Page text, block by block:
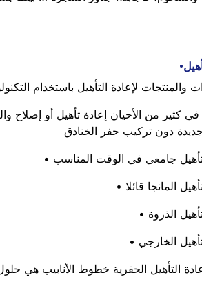
والمنتجات لإعادة التأهيل باستخدام
في كثير من الأحيان إعادة تأهيل أو إصلاح
جديدة دون تركيب حفر الخنادق
تأهيل جامعي في الوقت المناسب •
المانجا قائلا •
الذروة •
الخارجي •
التأهيل الحفرية خطوط الأنابيب هي حلول